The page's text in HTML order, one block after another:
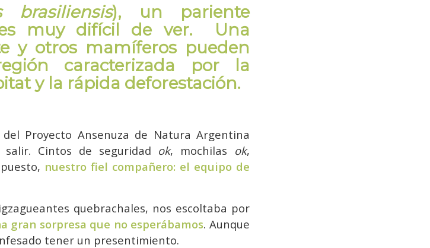
brasiliensis), un pariente
muy difícil de ver. Una
y otros mamíferos pueden
caracterizada por la
y la rápida deforestación.
Proyecto Ansenuza de Natura Argentina
Cintos de seguridad ok, mochilas ok,
nuestro fiel compañero: el equipo de
quebrachales, nos escoltaba por
gran sorpresa que no esperábamos. Aunque
tener un presentimiento.